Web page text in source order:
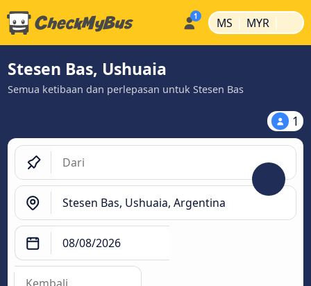
MS | MYR |
Stesen Bas, Ushuaia
Semua ketibaan dan perlepasan untuk Stesen Bas
1